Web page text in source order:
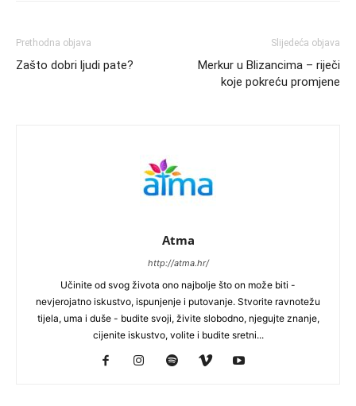
Prethodna objava
Zašto dobri ljudi pate?
Slijedeća objava
Merkur u Blizancima – riječi
koje pokreću promjene
Atma
http://atma.hr/
Učinite od svog života ono najbolje što on može biti -
nevjerojatno iskustvo, ispunjenje i putovanje. Stvorite ravnotežu
tijela, uma i duše - budite svoji, živite slobodno, njegujte znanje,
cijenite iskustvo, volite i budite sretni...